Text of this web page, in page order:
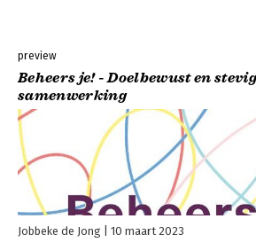
preview
Beheers je! - Doelbewust en
samenwerking
Jobbeke de Jong 10 maart 2023